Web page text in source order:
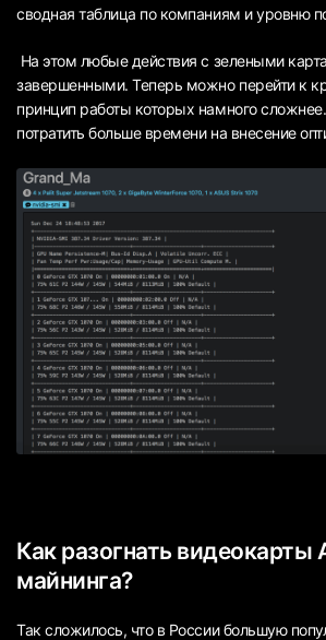
сводная таблица по компаниям и уровню
На этом любые действия с зелеными
завершенными. Теперь можно перейти к
принцип работы которых намного
потратить больше времени на внесение
Как разогнать видеокарты
майнинга?
Так сложилось, что в России большую